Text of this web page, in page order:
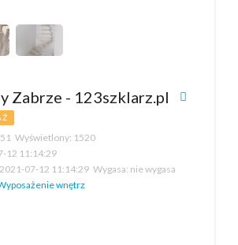
Zabrze - 123szklarz.pl
Wyświetlony: 1520
12 11:14:29
2021-07-12 11:14:29 Wygasa: nie wygasa
wnętrz